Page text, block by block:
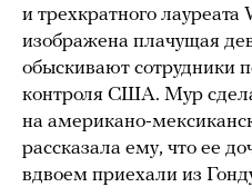
и трехкратного лауреата
изображена плачущая
обыскивают сотрудники
контроля США. Мур
на американо-
рассказала ему, что ее
вдвоем приехали из